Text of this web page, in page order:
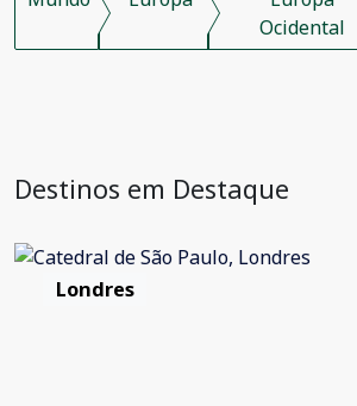
Ocidental
Destinos em Destaque
Londres